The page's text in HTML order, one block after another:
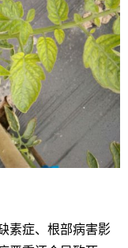
素症、根部病害影